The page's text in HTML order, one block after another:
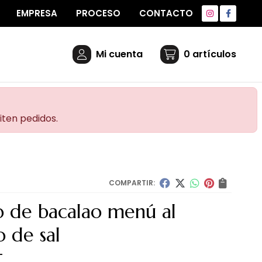
Mi cuenta 0 artículos
EMPRESA PROCESO CONTACTO
pedidos.
COMPARTIR:
de bacalao menú al
de sal